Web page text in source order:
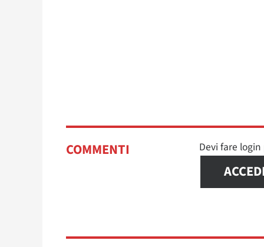
COMMENTI Devi fare
ACCEDI